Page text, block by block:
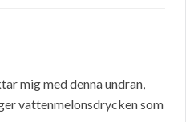
mig med denna undran,
vattenmelonsdrycken som